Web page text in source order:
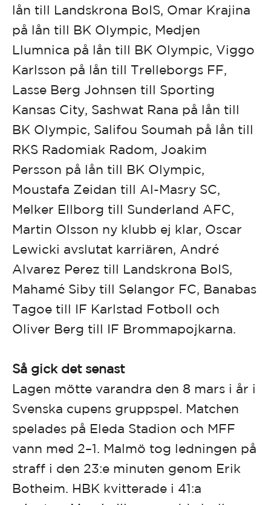
lån till Landskrona BoIS, Omar Krajina
på lån till BK Olympic, Medjen
Llumnica på lån till BK Olympic, Viggo
Karlsson på lån till Trelleborgs FF,
Lasse Berg Johnsen till Sporting
Kansas City, Sashwat Rana på lån till
BK Olympic, Salifou Soumah på lån till
RKS Radomiak Radom, Joakim
Persson på lån till BK Olympic,
Moustafa Zeidan till Al-Masry SC,
Melker Ellborg till Sunderland AFC,
Martin Olsson ny klubb ej klar, Oscar
Lewicki avslutat karriären, André
Alvarez Perez till Landskrona BoIS,
Mahamé Siby till Selangor FC, Banabas
Tagoe till IF Karlstad Fotboll och
Oliver Berg till IF Brommapojkarna.
Så gick det senast
Lagen mötte varandra den 8 mars i år i
Svenska cupens gruppspel. Matchen
spelades på Eleda Stadion och MFF
vann med 2–1. Malmö tog ledningen på
straff i den 23:e minuten genom Erik
Botheim. HBK kvitterade i 41:a